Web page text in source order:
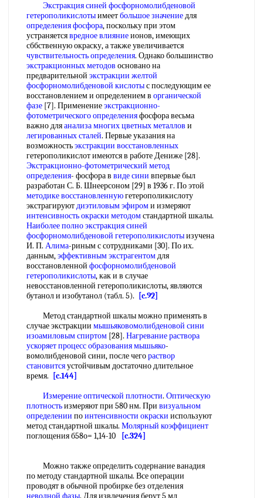
Экстракция синей фосфорномолибденовой
гетерополикислотыимеетбольшое значениедля
определения фосфора, поскольку при этом
устраняетсявредное влияниеионов, имеющих
сббственную окраску, а также увеличивается
чувствительность определения. Однако большинство
экстракционных методов основано на
предварительной экстракции желтой
фосфорномолибденовой кислотыс последующим ее
восстановлением и определением в органической
фазе [7]. Применениеэкстракционно-
фотометрического определенияфосфора весьма
важно дляанализа многихцветных металлов и
легированных сталей. Первые указания на
возможностьэкстракции восстановленных
гетерополикислот имеются в работе Дениже [28].
Экстракционно-фотометрический метод
определения- фосфора в виде сини впервые был
разработан С. Б. Шнеерсоном [29] в 1936 г. По этой
методике восстановленнуюгетерополикислоту
экстрагируютдиэтиловым эфироми измеряют
интенсивность окраски методомстандартной шкалы.
Наиболее полноэкстракция синей
фосфорномолибденовой гетерополикислотыизучена
И. П. Алима-риным с сотрудниками [30]. По их.
данным,эффективным экстрагентомдля
восстановленной фосфорномолибденовой
гетерополикислоты, как и в случае
невосстановленной гетерополикислоты, являются
бутанол и изобутанол (табл. 5).
[c.92]
Метод стандартной шкалы можно применять в
случае экстракции мышьяковомолибденовой сини
изоамиловым спиртом [28]. Нагревание раствора
ускоряет процессобразования мышьяко-
вомолибденовой сини, после чегораствор
становитсяустойчивым достаточно длительное
время.
[c.144]
Измерение оптической плотности. Оптическую
плотностьизмеряют при 580 нм. При визуальном
определении поинтенсивности окраски используют
метод стандартной шкалы. Молярный коэффициент
поглощения б58о= 1,14-10
[c.324]
Можно также определить содернание ванадия
по методу стандартной шкалы. Все операции
проводят в обычной пробирке без отделения
неводной фазы. Для извлечения берут 5 мл